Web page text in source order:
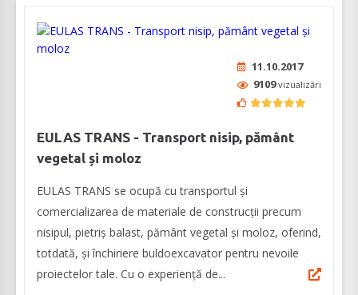
11.10.2017
9109vizualizări
EULAS TRANS - Transport nisip, pământ
vegetal și moloz
EULAS TRANS se ocupă cu transportul și
comercializarea de materiale de construcții precum
nisipul, pietriș balast, pământ vegetal și moloz, oferind,
totdată, și închiriere buldoexcavator pentru nevoile
proiectelor tale. Cu o experiență de...